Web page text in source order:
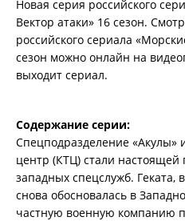
Новая серия российского
Вектор атаки» 16 сезон.
российского сериала
сезон можно онлайн на
выходит сериал.
Содержание серии:
Спецподразделение «Акулы»
центр (КТЦ) стали настоящей
западных спецслужб.
снова обосновалась в
частную военную компанию